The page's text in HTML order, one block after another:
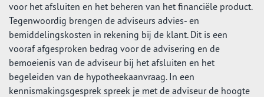
voor het afsluiten en het beheren van het financiële product.
Tegenwoordig brengen de adviseurs advies- en
bemiddelingskosten in rekening bij de klant. Dit is een
vooraf afgesproken bedrag voor de advisering en de
bemoeienis van de adviseur bij het afsluiten en het
begeleiden van de hypotheekaanvraag. In een
kennismakingsgesprek spreek je met de adviseur de hoogte